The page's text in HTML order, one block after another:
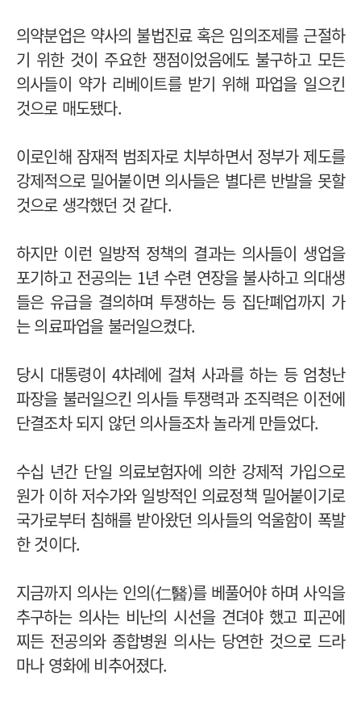
의약분업은 약사의 불법진료 혹은 임의조제를 근절하
기 위한 것이 주요한 쟁점이었음에도 불구하고 모든
의사들이 약가 리베이트를 받기 위해 파업을 일으킨
것으로 매도됐다.
이로인해 잠재적 범죄자로 치부하면서 정부가 제도를
강제적으로 밀어붙이면 의사들은 별다른 반발을 못할
것으로 생각했던 것 같다.
하지만 이런 일방적 정책의 결과는 의사들이 생업을
포기하고 전공의는 1년 수련 연장을 불사하고 의대생
들은 유급을 결의하며 투쟁하는 등 집단폐업까지 가
는 의료파업을 불러일으켰다.
당시 대통령이 4차례에 걸쳐 사과를 하는 등 엄청난
파장을 불러일으킨 의사들 투쟁력과 조직력은 이전에
단결조차 되지 않던 의사들조차 놀라게 만들었다.
수십 년간 단일 의료보험자에 의한 강제적 가입으로
원가 이하 저수가와 일방적인 의료정책 밀어붙이기로
국가로부터 침해를 받아왔던 의사들의 억울함이 폭발
한 것이다.
지금까지 의사는 인의(仁醫)를 베풀어야 하며 사익을
추구하는 의사는 비난의 시선을 견뎌야 했고 피곤에
찌든 전공의와 종합병원 의사는 당연한 것으로 드라
마나 영화에 비추어졌다.